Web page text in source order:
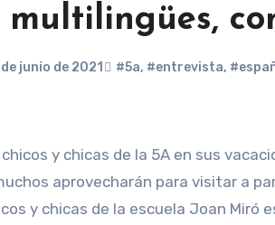
multilingües,
junio de 2021 #5a, #entrevista,
aprovecharán para visitar a
y chicas de la escuela Joan Miró